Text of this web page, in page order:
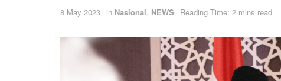
8 May 2023 in Nasional, NEWS Reading Time: 2 mins read